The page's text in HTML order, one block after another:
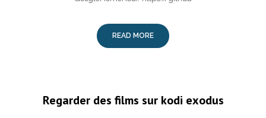
READ MORE
Regarder des films sur kodi exodus